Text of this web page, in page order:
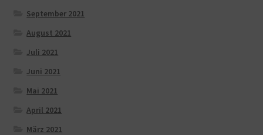
September 2021
August 2021
Juli 2021
Juni 2021
Mai 2021
April 2021
März 2021